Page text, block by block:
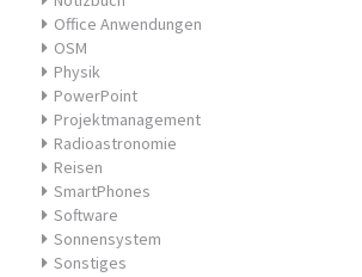
Office Anwendungen
OSM
Physik
PowerPoint
Projektmanagement
Radioastronomie
Reisen
SmartPhones
Software
Sonnensystem
Sonstiges